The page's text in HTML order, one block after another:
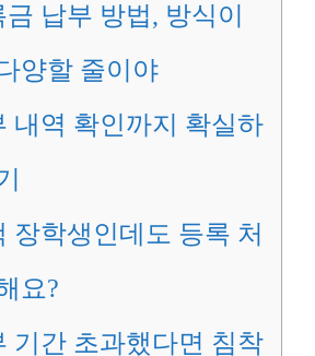
금 납부 방법, 방식이
양할 줄이야
내역 확인까지 확실하
장학생인데도 등록 처
요?
기간 초과했다면 침착